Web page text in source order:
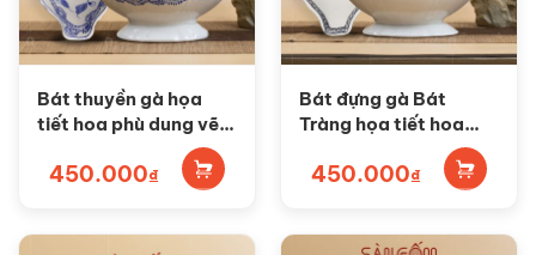
Bát thuyền gà họa
tiết hoa phù dung vẽ
450.000₫
Bát đựng gà Bát
Tràng họa tiết hoa
móc ngoài vẽ tay SG-
BG04
450.000₫